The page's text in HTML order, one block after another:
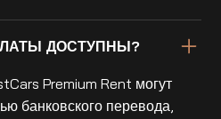
ДОСТУПНЫ?
Premium Rent могут
банковского перевода,